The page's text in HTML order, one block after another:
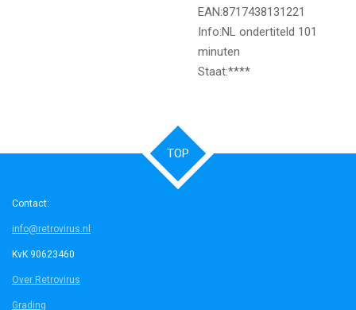
EAN:8717438131221
Info:NL ondertiteld 101
minuten
Staat:****
TOP
Contact:
info@retrovirus.nl
KvK 90623460
Over Retrovirus
Grading